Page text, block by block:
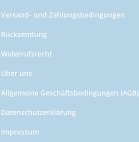
Versand- und Zahlungsbedingungen
Rücksendung
Widerrufsrecht
Über uns
Allgemeine Geschäftsbedingungen (AGB)
Datenschutzerklärung
Impressum